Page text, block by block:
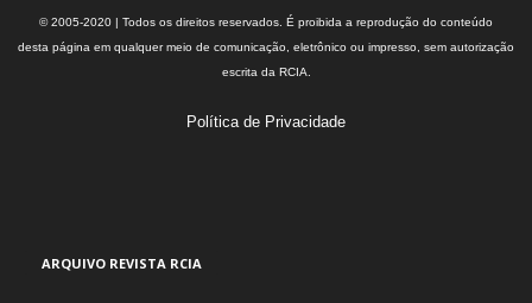
© 2005-2020 | Todos os direitos reservados. É proibida a reprodução do conteúdo
desta página em qualquer meio de comunicação, eletrônico ou impresso, sem autorização
escrita da RCIA.
Política de Privacidade
ARQUIVO REVISTA RCIA